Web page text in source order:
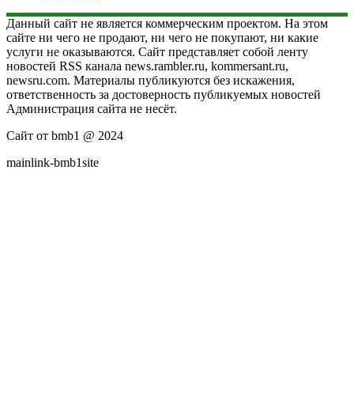
Данный сайт не является коммерческим проектом. На этом
сайте ни чего не продают, ни чего не покупают, ни какие
услуги не оказываются. Сайт представляет собой ленту
новостей RSS канала news.rambler.ru, kommersant.ru,
newsru.com. Материалы публикуются без искажения,
ответственность за достоверность публикуемых новостей
Администрация сайта не несёт.
Сайт от bmb1 @ 2024
mainlink-bmb1site